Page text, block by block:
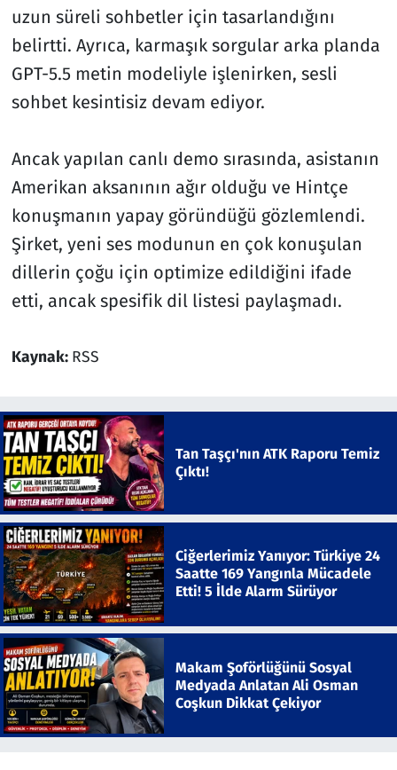
uzun süreli sohbetler için tasarlandığını
belirtti. Ayrıca, karmaşık sorgular arka planda
GPT-5.5 metin modeliyle işlenirken, sesli
sohbet kesintisiz devam ediyor.
Ancak yapılan canlı demo sırasında, asistanın
Amerikan aksanının ağır olduğu ve Hintçe
konuşmanın yapay göründüğü gözlemlendi.
Şirket, yeni ses modunun en çok konuşulan
dillerin çoğu için optimize edildiğini ifade
etti, ancak spesifik dil listesi paylaşmadı.
Kaynak: RSS
Tan Taşçı'nın ATK Raporu Temiz
Çıktı!
Ciğerlerimiz Yanıyor: Türkiye 24
Saatte 169 Yangınla Mücadele
Etti! 5 İlde Alarm Sürüyor
Makam Şoförlüğünü Sosyal
Medyada Anlatan Ali Osman
Coşkun Dikkat Çekiyor